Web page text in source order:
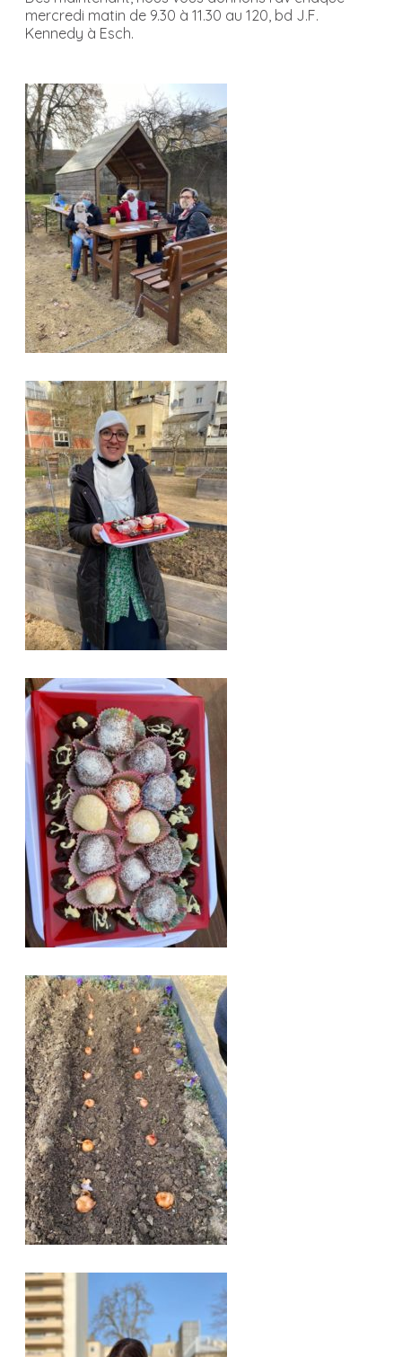
mercredi matin de 9.30 à 11.30 au 120, bd J.F.
Kennedy à Esch.